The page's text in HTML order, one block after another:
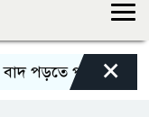
বিতর্কিত×